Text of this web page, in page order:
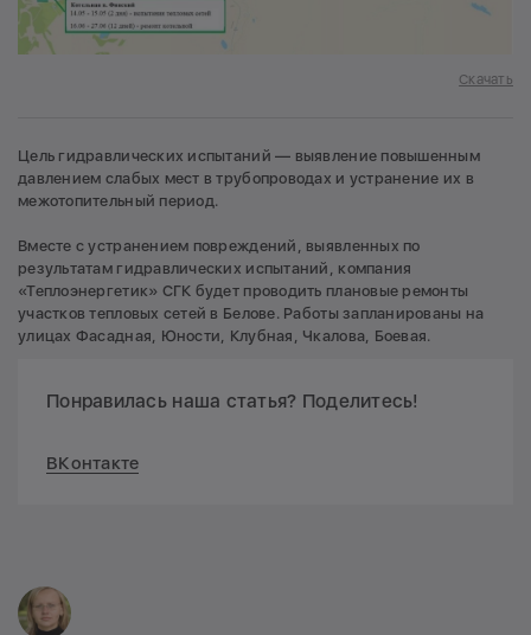
Скачать
Цель гидравлических испытаний — выявление повышенным
давлением слабых мест в трубопроводах и устранение их в
межотопительный период.
Вместе с устранением повреждений, выявленных по
результатам гидравлических испытаний, компания
«Теплоэнергетик» СГК будет проводить плановые ремонты
участков тепловых сетей в Белове. Работы запланированы на
улицах Фасадная, Юности, Клубная, Чкалова, Боевая.
Понравилась наша статья? Поделитесь!
ВКонтакте